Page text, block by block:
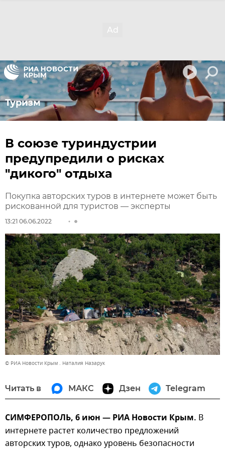
Туризм
В союзе туриндустрии
предупредили о рисках
"дикого" отдыха
Покупка авторских туров в интернете может быть
рискованной для туристов — эксперты
13:21 06.06.2022
© РИА Новости Крым . Наталия Назарук
Читать в МАКС Дзен Telegram
СИМФЕРОПОЛЬ, 6 июн — РИА Новости Крым. В
интернете растет количество предложений
авторских туров, однако уровень безопасности